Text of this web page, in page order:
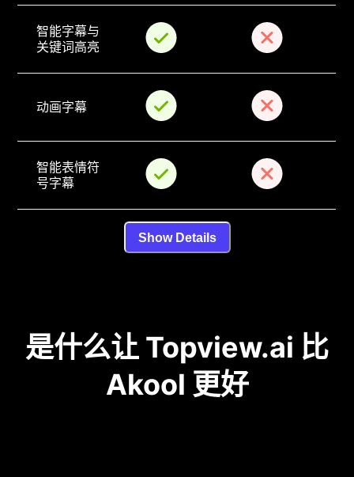
智能字幕与
关键词高亮
动画字幕
智能表情符
号字幕
Show Details
是什么让 Topview.ai 比
Akool 更好